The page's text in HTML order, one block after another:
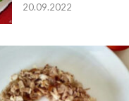
20.09.2022